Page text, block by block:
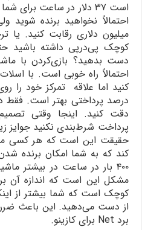
است ۳۷ دلار در ساعت
میلیون دلاری رقابت کنید.
کوچک پی‌در‌پی داشته باشید
دست بدهید؟ بازی‌کردن با
پرداخت شرط‌بندی نکنید جوایز
حقیقت این است که هر کسی
۴۰۰ بار در ساعت در بیشتر
مشکل این است که اندازه آن
برد Net برای کازینو.